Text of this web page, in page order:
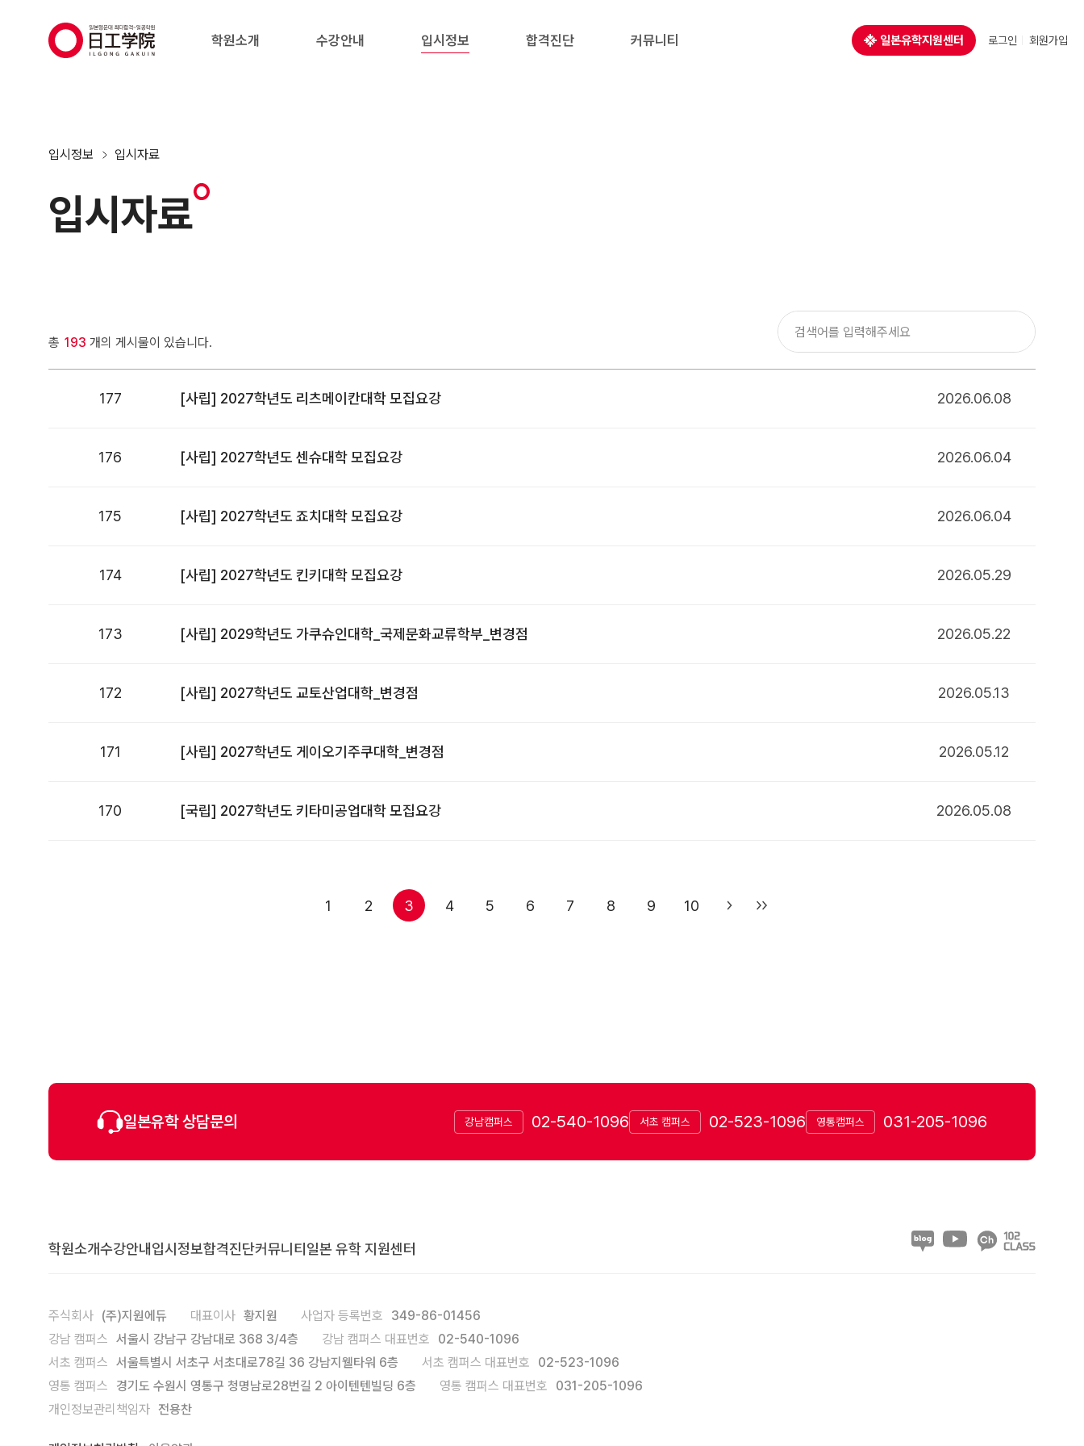
(주)지원에듀
학원소개 수강안내 입시정보 합격진단 커뮤니티 일본유학지원센터 로그인 회원가입
입시정보 입시자료
입시자료
총 193 개의 게시물이 있습니다.
177 [사립] 2027학년도 리츠메이칸대학 모집요강 2026.06.08
176 [사립] 2027학년도 센슈대학 모집요강 2026.06.04
175 [사립] 2027학년도 죠치대학 모집요강 2026.06.04
174 [사립] 2027학년도 킨키대학 모집요강 2026.05.29
173 [사립] 2029학년도 가쿠슈인대학_국제문화교류학부_변경점 2026.05.22
172 [사립] 2027학년도 교토산업대학_변경점 2026.05.13
171 [사립] 2027학년도 게이오기주쿠대학_변경점 2026.05.12
170 [국립] 2027학년도 키타미공업대학 모집요강 2026.05.08
1 2 3 4 5 6 7 8 9 10
일본유학 상담문의 강남캠퍼스 02-540-1096 서초 캠퍼스 02-523-1096 영통캠퍼스 031-205-1096
학원소개수강안내입시정보합격진단커뮤니티 일본 유학 지원센터
주식회사 (주)지원에듀 대표이사 황지원 사업자 등록번호
349-86-01456
강남 캠퍼스 서울시 강남구 강남대로 368 3/4층 강남 캠퍼스 대표번호
02-540-1096
서초 캠퍼스 서울특별시 서초구 서초대로78길 36 강남지웰타워 6층 서초 캠퍼스 대표번호
02-523-1096
영통 캠퍼스
경기도 수원시 영통구 청명남로28번길 2 아이텐텐빌딩 6층 영통 캠퍼스 대표번호
031-205-1096
개인정보관리책임자 전용찬